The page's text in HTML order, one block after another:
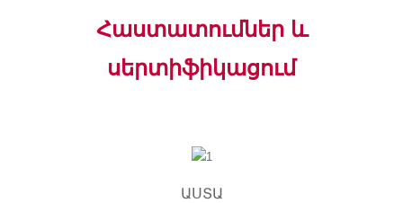
Հաստատումներ և
սերտիֆիկացում
ԱՍՏԱ